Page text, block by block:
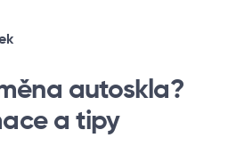
autoskla?
a tipy